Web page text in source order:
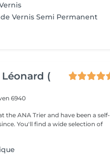
Vernis Semi Permanent
(
6940
the ANA Trier and have been a self-
of